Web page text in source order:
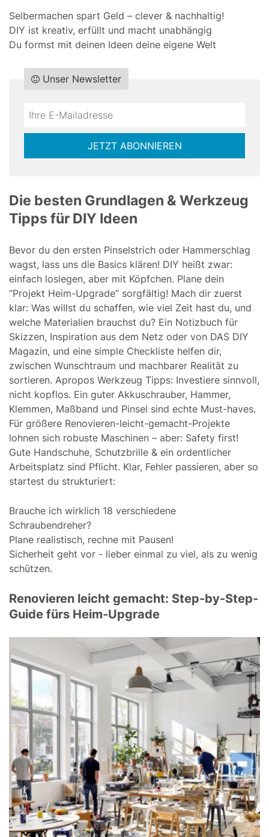
Selbermachen spart Geld – clever & nachhaltig!
DIY ist kreativ, erfüllt und macht unabhängig
Du formst mit deinen Ideen deine eigene Welt
Do
Unser Newsletter
*Ihre
JETZT ABONNIEREN
Die besten Grundlagen & Werkzeug
Tipps für DIY Ideen
Bevor du den ersten Pinselstrich oder Hammerschlag
wagst, lass uns die Basics klären! DIY heißt zwar:
einfach loslegen, aber mit Köpfchen. Plane dein
“Projekt Heim-Upgrade” sorgfältig! Mach dir zuerst
klar: Was willst du schaffen, wie viel Zeit hast du, und
welche Materialien brauchst du? Ein Notizbuch für
Skizzen, Inspiration aus dem Netz oder von DAS DIY
Magazin, und eine simple Checkliste helfen dir,
zwischen Wunschtraum und machbarer Realität zu
sortieren. Apropos Werkzeug Tipps: Investiere sinnvoll,
nicht kopflos. Ein guter Akkuschrauber, Hammer,
Klemmen, Maßband und Pinsel sind echte Must-haves.
Für größere Renovieren-leicht-gemacht-Projekte
lohnen sich robuste Maschinen – aber: Safety first!
Gute Handschuhe, Schutzbrille & ein ordentlicher
Arbeitsplatz sind Pflicht. Klar, Fehler passieren, aber so
startest du strukturiert:
Brauche ich wirklich 18 verschiedene
Schraubendreher?
Plane realistisch, rechne mit Pausen!
Sicherheit geht vor - lieber einmal zu viel, als zu wenig
schützen.
Renovieren leicht gemacht: Step-by-Step-
Guide fürs Heim-Upgrade